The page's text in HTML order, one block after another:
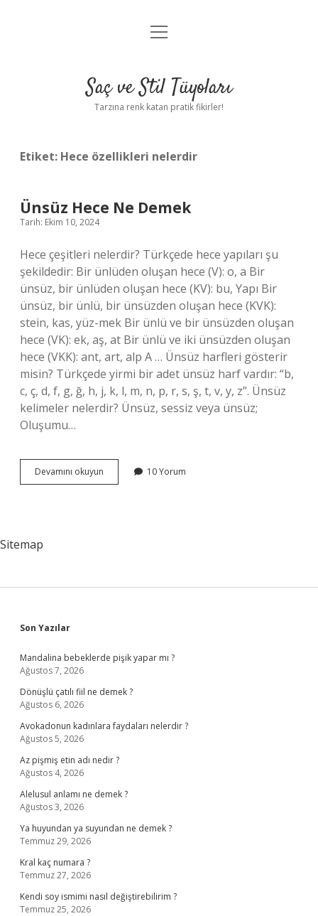
Anasayfa
Yasal Uyarı
menüyü
Saç ve Stil Tüyoları
Tarzına renk katan pratik fikirler!
Etiket: Hece özellikleri nelerdir
Ünsüz Hece Ne Demek
Tarih: Ekim 10, 2024
Hece çeşitleri nelerdir? Türkçede hece yapıları şu
şekildedir: Bir ünlüden oluşan hece (V): o, a Bir
ünsüz, bir ünlüden oluşan hece (KV): bu, Yapı Bir
ünsüz, bir ünlü, bir ünsüzden oluşan hece (KVK):
stein, kas, yüz-mek Bir ünlü ve bir ünsüzden oluşan
hece (VK): ek, aş, at Bir ünlü ve iki ünsüzden oluşan
hece (VKK): ant, art, alp A … Ünsüz harfleri gösterir
misin? Türkçede yirmi bir adet ünsüz harf vardır: “b,
c, ç, d, f, g, ğ, h, j, k, l, m, n, p, r, s, ş, t, v, y, z”. Ünsüz
kelimeler nelerdir? Ünsüz, sessiz veya ünsüz;
Oluşumu…
Devamını okuyun
Hece
10 Yorum
Sitemap
Sidebar
Son Yazılar
Mandalina bebeklerde pişik yapar mı ?
Ağustos 7, 2026
Dönüşlü çatılı fiil ne demek ?
Ağustos 6, 2026
Avokadonun kadınlara faydaları nelerdir ?
Ağustos 5, 2026
Az pişmiş etin adı nedir ?
Ağustos 4, 2026
Alelusul anlamı ne demek ?
Ağustos 3, 2026
Ya huyundan ya suyundan ne demek ?
Temmuz 29, 2026
Kral kaç numara ?
Temmuz 27, 2026
Kendi soy ismimi nasıl değiştirebilirim ?
Temmuz 25, 2026